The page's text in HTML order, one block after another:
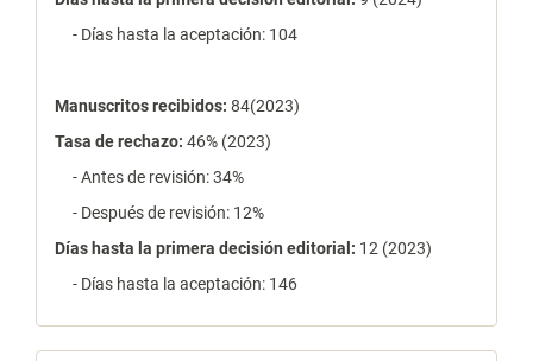
- Días hasta la aceptación: 104
Manuscritos recibidos: 84(2023)
Tasa de rechazo: 46% (2023)
- Antes de revisión: 34%
- Después de revisión: 12%
Días hasta la primera decisión editorial: 12 (2023)
- Días hasta la aceptación: 146